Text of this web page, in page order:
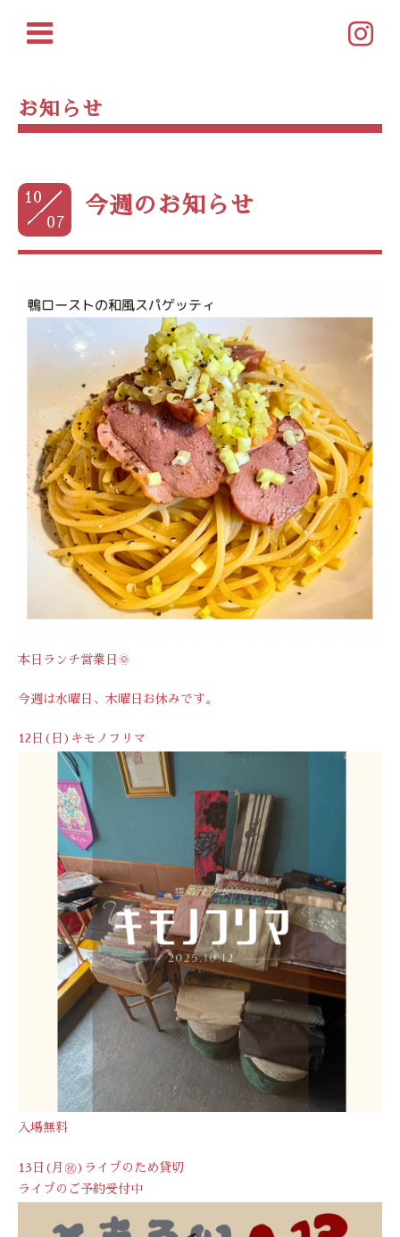
お知らせ
10
07
今週のお知らせ
本日ランチ営業日🌞
今週は水曜日、木曜日お休みです。
12日(日)キモノフリマ
入場無料
13日(月㊗︎)ライブのため貸切
ライブのご予約受付中